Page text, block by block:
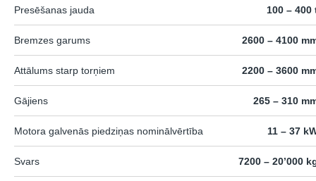
Presēšanas jauda 100 – 400
Bremzes garums 2600 – 4100
Attālums starp torņiem 2200 – 3600
Gājiens 265 – 310
Motora galvenās piedziņas nominālvērtība 11 – 37
Svars 7200 – 20’000